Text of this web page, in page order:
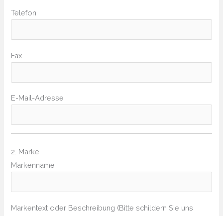
Telefon
Fax
E-Mail-Adresse
2. Marke
Markenname
Markentext oder Beschreibung (Bitte schildern Sie uns